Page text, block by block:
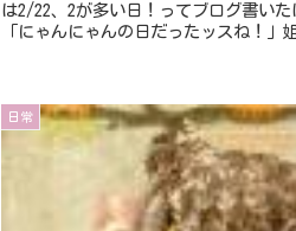
は2/22、2が多い日！ってブログ書い
「にゃんにゃんの日だったッスね！」
日常